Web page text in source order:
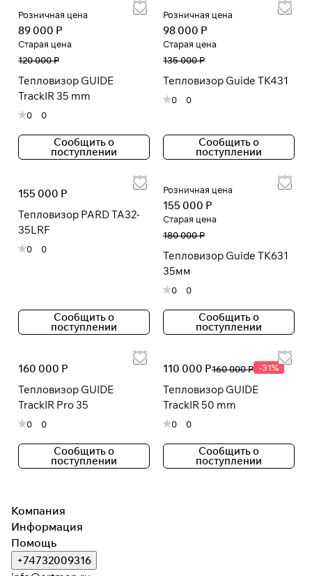
Розничная цена
89 000 Р
Старая цена
120 000 Р
Тепловизор GUIDE
TrackIR 35 mm
0 0
Сообщить о
поступлении
Розничная цена
98 000 Р
Старая цена
135 000 Р
Тепловизор Guide TK431
0 0
Сообщить о
поступлении
155 000 Р
Тепловизор PARD TA32-
35LRF
0 0
Сообщить о
поступлении
Розничная цена
155 000 Р
Старая цена
180 000 Р
Тепловизор Guide TK631
35мм
0 0
Сообщить о
поступлении
160 000 Р
Тепловизор GUIDE
TrackIR Pro 35
0 0
Сообщить о
поступлении
110 000 Р160 000 Р -31%
Тепловизор GUIDE
TrackIR 50 mm
0 0
Сообщить о
поступлении
Компания
Информация
Помощь
+74732009316